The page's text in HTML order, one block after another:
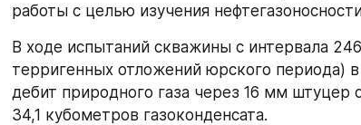
работы с целью изучения
В ходе испытаний скважины с интервала
терригенных отложений юрского периода)
дебит природного газа через 16 мм штуцер
34,1 кубометров газоконденсата.